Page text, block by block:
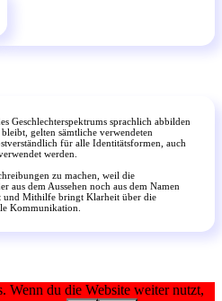
Geschlechterspektrums sprachlich abbilden
gelten sämtliche verwendeten
für alle Identitätsformen, auch
werden.
zu machen, weil die
aus dem Aussehen noch aus dem Namen
und Mithilfe bringt Klarheit über die
Kommunikation.
Wenn du die Website weiter nutzt,